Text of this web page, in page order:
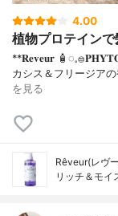
4.00
植物プロテイン
**𝐑𝐞𝐯𝐞𝐮𝐫
カシス＆フリージア
を見る
Rêveur(レヴ
リッチ＆モイ